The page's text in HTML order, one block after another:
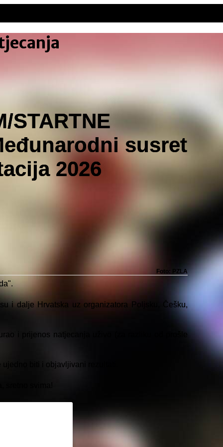
STARTNE
susret
2026
Foto: PZLA
i dalje Hrvatska uz organizatora Poljsku, Češku,
i prijenos natjecanja uživo (za razliku od prošle
biti i objavljivani rezultati.